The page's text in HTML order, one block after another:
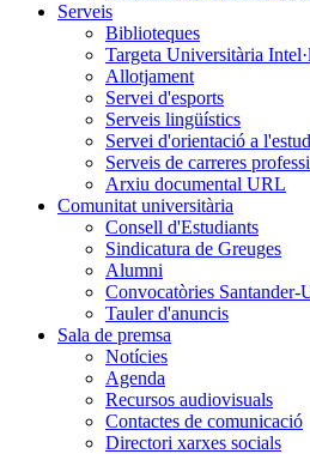
Serveis
Biblioteques
Targeta Universitària
Allotjament
Servei d'esports
Serveis lingüístics
Servei d'orientació a
Serveis de carreres
Arxiu documental URL
Comunitat universitària
Consell d'Estudiants
Sindicatura de Greuges
Alumni
Convocatòries Santander-
Tauler d'anuncis
Sala de premsa
Notícies
Agenda
Recursos audiovisuals
Contactes de comunicació
Directori xarxes socials